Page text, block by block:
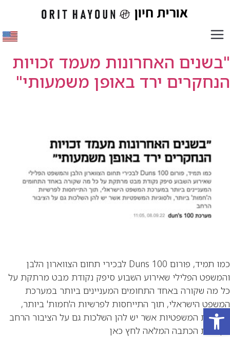
פתח סרגל נגישות
"בשנים האחרונות מעמד זכויות
הנחקרים ירד באופן משמעותי"
כמו תמיד, פורום Duns 100 לבכירי תחום הצווארון הלבן
והמשפט הפלילי שאירוע השבוע סיפק נקודת מבט מרתקת על
כל מה שקורה באחד התחומים המעניינים ביותר במערכת
המשפט הישראלי, תוך התייחסות לפרשיות ה'חמות' ביותר,
ולסוגיות המשפטיות אשר יש להן השלכות גם על הציבור הרחב
לקריאת הכתבה המלאה לחץ כאן